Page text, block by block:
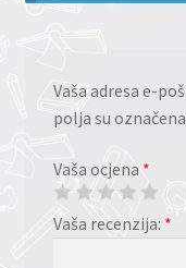
Vaša adresa e-
polja su
Vaša ocjena *
Vaša recenzija: *